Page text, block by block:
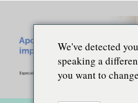
We've detected
speaking a
you want to